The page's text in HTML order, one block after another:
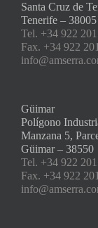
Santa Cruz de
Tenerife – 38005
Tel. +34 922
Fax. +34 922
Güimar
Polígono
Manzana 5,
Güimar – 38550
Tel. +34 922
Fax. +34 922